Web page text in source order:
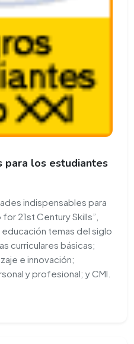
para los estudiantes
indispensables para
21st Century Skills”,
temas del siglo
curriculares básicas;
e innovación;
y profesional; y CMI.